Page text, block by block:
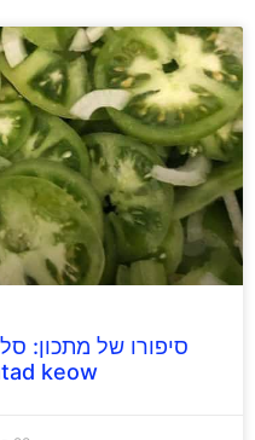
סיפורו של מתכון: סלט
keow